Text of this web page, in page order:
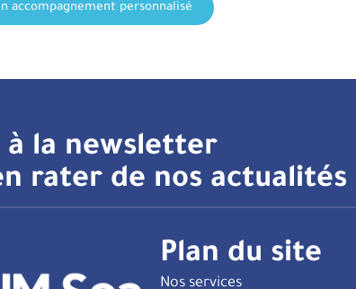
accompagnement personnalisé
la newsletter
rater de nos actualités
Plan du site
Nos services